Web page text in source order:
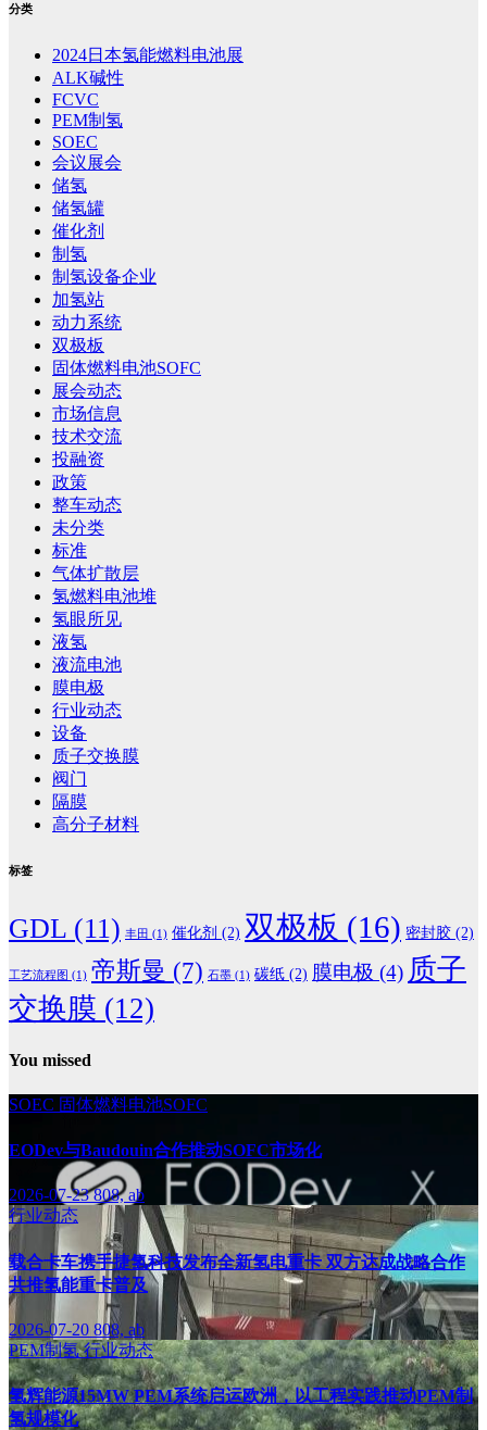
分类
2024日本氢能燃料电池展
ALK碱性
FCVC
PEM制氢
SOEC
会议展会
储氢
储氢罐
催化剂
制氢
制氢设备企业
加氢站
动力系统
双极板
固体燃料电池SOFC
展会动态
市场信息
技术交流
投融资
政策
整车动态
未分类
标准
气体扩散层
氢燃料电池堆
氢眼所见
液氢
液流电池
膜电极
行业动态
设备
质子交换膜
阀门
隔膜
高分子材料
标签
GDL (11) 丰田 (1) 催化剂 (2) 双极板 (16) 密封胶 (2)
工艺流程图 (1) 帝斯曼 (7) 石墨 (1) 碳纸 (2) 膜电极 (4) 质子
交换膜 (12)
You missed
SOEC 固体燃料电池SOFC
EODev与Baudouin合作推动SOFC市场化
2026-07-23808, ab
行业动态
载合卡车携手捷氢科技发布全新氢电重卡 双方达成战略合作
共推氢能重卡普及
2026-07-20 808, ab
PEM制氢行业动态
氢辉能源15MW PEM系统启运欧洲，以工程实践推动PEM制
氢规模化